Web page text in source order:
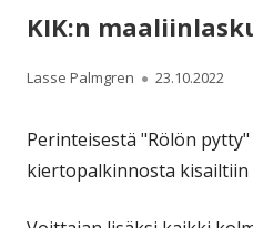
KIK:n
Kirjoittaja
Lasse Palmgren Julkaistu
23.10.2022
Perinteisestä "Rölön
kiertopalkinnosta kisailtiin